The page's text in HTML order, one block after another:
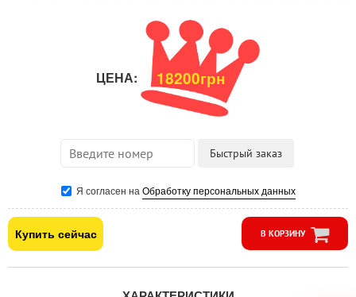
ЦЕНА: 18200грн
Я согласен на Обработку персональных данных
Купить сейчас В КОРЗИНУ